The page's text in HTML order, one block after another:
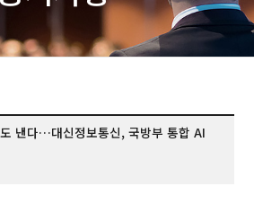
낸다…대신정보통신, 국방부 통합 AI